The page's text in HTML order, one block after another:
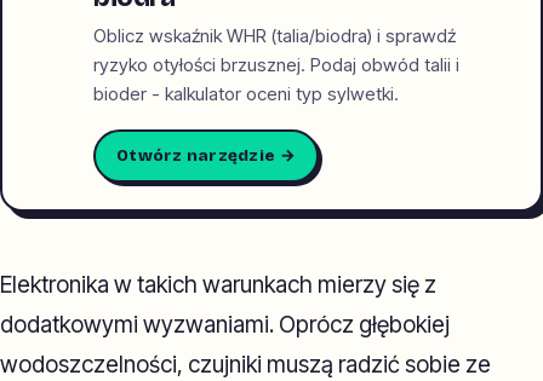
Oblicz wskaźnik WHR (talia/biodra) i sprawdź
ryzyko otyłości brzusznej. Podaj obwód talii i
bioder - kalkulator oceni typ sylwetki.
Otwórz narzędzie →
Elektronika w takich warunkach mierzy się z
dodatkowymi wyzwaniami. Oprócz głębokiej
wodoszczelności, czujniki muszą radzić sobie ze